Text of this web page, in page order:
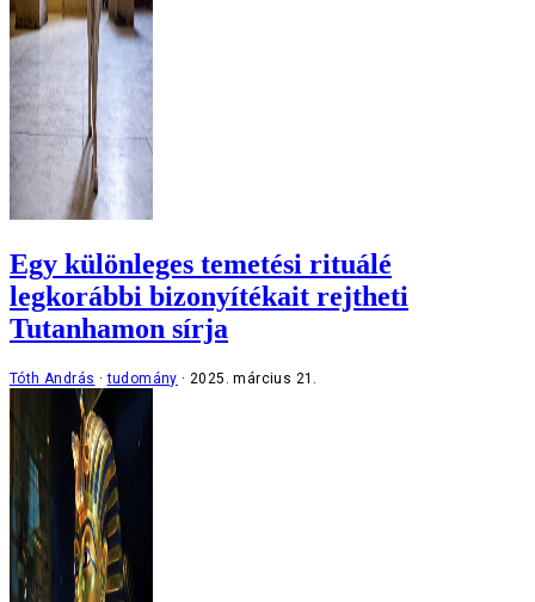
Egy különleges temetési rituálé
legkorábbi bizonyítékait rejtheti
Tutanhamon sírja
Tóth András tudomány 2025. március 21.